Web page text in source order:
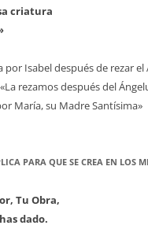
criatura
por Isabel después de rezar el
rezamos después del
María, su Madre Santísima»
PARA QUE SE CREA EN LOS
Tu Obra,
dado.